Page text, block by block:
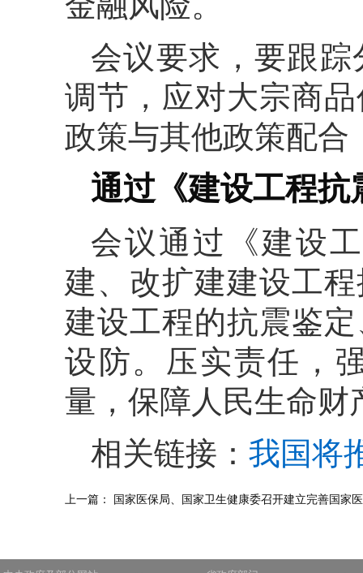
会议要求，要跟
调节，应对大宗商
政策与其他政策配合
通过《建设工程抗
会议通过《建设
建、改扩建建设工
建设工程的抗震鉴
设防。压实责任，
量，保障人民生命财
相关链接： 我国将
上一篇： 国家医保局、国家卫生健康委召开建立完善国家